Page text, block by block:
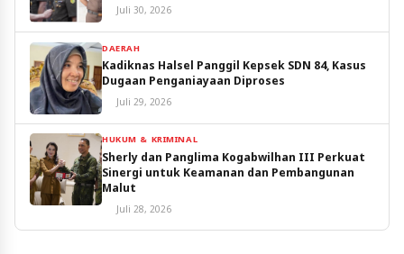
Juli 30, 2026
DAERAH
Kadiknas Halsel Panggil Kepsek SDN 84, Kasus
Dugaan Penganiayaan Diproses
Juli 29, 2026
HUKUM & KRIMINAL
Sherly dan Panglima Kogabwilhan III Perkuat
Sinergi untuk Keamanan dan Pembangunan
Malut
Juli 28, 2026